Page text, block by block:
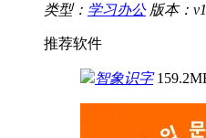
类型： 学习办公 版本：
推荐软件
智象识字